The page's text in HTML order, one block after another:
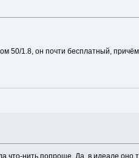
50/1.8, он почти бесплатный,
что-нить попроще. Да, в идеале